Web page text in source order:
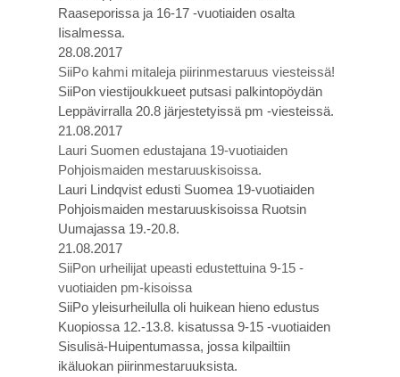
Raaseporissa ja 16-17 -vuotiaiden osalta
Iisalmessa.
28.08.2017
SiiPo kahmi mitaleja piirinmestaruus viesteissä!
SiiPon viestijoukkueet putsasi palkintopöydän
Leppävirralla 20.8 järjestetyissä pm -viesteissä.
21.08.2017
Lauri Suomen edustajana 19-vuotiaiden
Pohjoismaiden mestaruuskisoissa.
Lauri Lindqvist edusti Suomea 19-vuotiaiden
Pohjoismaiden mestaruuskisoissa Ruotsin
Uumajassa 19.-20.8.
21.08.2017
SiiPon urheilijat upeasti edustettuina 9-15 -
vuotiaiden pm-kisoissa
SiiPo yleisurheilulla oli huikean hieno edustus
Kuopiossa 12.-13.8. kisatussa 9-15 -vuotiaiden
Sisulisä-Huipentumassa, jossa kilpailtiin
ikäluokan piirinmestaruuksista.